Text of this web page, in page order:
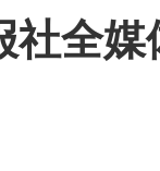
社全